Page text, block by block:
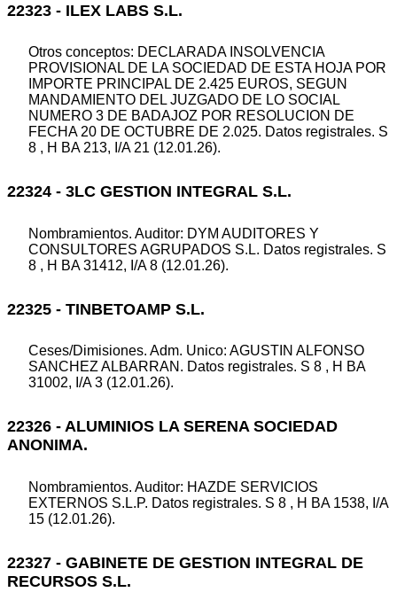
22323 - ILEX LABS S.L.
Otros conceptos: DECLARADA INSOLVENCIA
PROVISIONAL DE LA SOCIEDAD DE ESTA HOJA POR
IMPORTE PRINCIPAL DE 2.425 EUROS, SEGUN
MANDAMIENTO DEL JUZGADO DE LO SOCIAL
NUMERO 3 DE BADAJOZ POR RESOLUCION DE
FECHA 20 DE OCTUBRE DE 2.025. Datos registrales. S
8 , H BA 213, I/A 21 (12.01.26).
22324 - 3LC GESTION INTEGRAL S.L.
Nombramientos. Auditor: DYM AUDITORES Y
CONSULTORES AGRUPADOS S.L. Datos registrales. S
8 , H BA 31412, I/A 8 (12.01.26).
22325 - TINBETOAMP S.L.
Ceses/Dimisiones. Adm. Unico: AGUSTIN ALFONSO
SANCHEZ ALBARRAN. Datos registrales. S 8 , H BA
31002, I/A 3 (12.01.26).
22326 - ALUMINIOS LA SERENA SOCIEDAD
ANONIMA.
Nombramientos. Auditor: HAZDE SERVICIOS
EXTERNOS S.L.P. Datos registrales. S 8 , H BA 1538, I/A
15 (12.01.26).
22327 - GABINETE DE GESTION INTEGRAL DE
RECURSOS S.L.